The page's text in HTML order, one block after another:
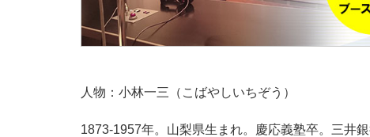
人物：小林一三（こばやしいちぞう）
1873-1957年。山梨県生まれ。慶応義塾卒。三井